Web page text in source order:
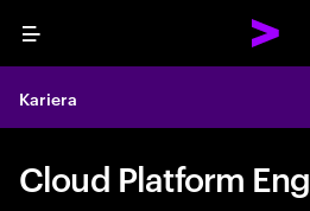
Menu
Kariera
Cloud Platform